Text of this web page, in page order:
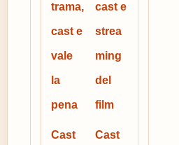
trama,
cast e
vale
la
pena
cast e
strea
ming
del
film
Cast Cast